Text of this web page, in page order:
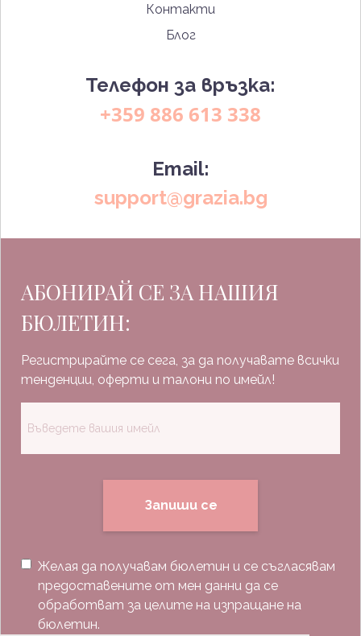
Контакти
Блог
Телефон за връзка:
+359 886 613 338
Email:
support@grazia.bg
АБОНИРАЙ СЕ ЗА НАШИЯ
БЮЛЕТИН:
Регистрирайте се сега, за да получавате всички
тенденции, оферти и талони по имейл!
Запиши се
Желая да получавам бюлетин и се съгласявам
предоставените от мен данни да се
обработват за целите на изпращане на
бюлетин.